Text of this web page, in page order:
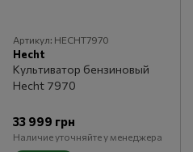
Артикул: HECHT7970
Hecht
Культиватор бензиновый
Hecht 7970
33 999 грн
Наличие уточняйте у менеджера